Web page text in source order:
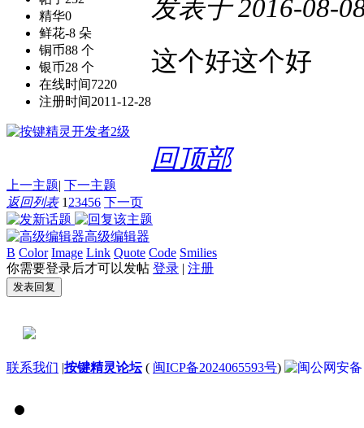
精华0
鲜花-8 朵
铜币88 个
银币28 个
在线时间7220
注册时间2011-12-28
发表于2016-08-
这个好这个好
回顶部
上一主题| 下一主题
返回列表 1 23456 下一页
高级编辑器
B Color Image Link Quote Code Smilies
你需要登录后才可以发帖 登录 | 注册
发表回复
联系我们 |按键精灵论坛( 闽ICP备2024065593号) 闽公网安备